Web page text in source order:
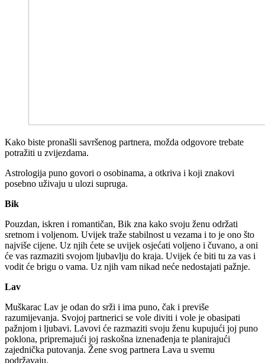
Kako biste pronašli savršenog partnera, možda odgovore trebate
potražiti u zvijezdama.
Astrologija puno govori o osobinama, a otkriva i koji znakovi
posebno uživaju u ulozi supruga.
Bik
Pouzdan, iskren i romantičan, Bik zna kako svoju ženu održati
sretnom i voljenom. Uvijek traže stabilnost u vezama i to je ono što
najviše cijene. Uz njih ćete se uvijek osjećati voljeno i čuvano, a oni
će vas razmaziti svojom ljubavlju do kraja. Uvijek će biti tu za vas i
vodit će brigu o vama. Uz njih vam nikad neće nedostajati pažnje.
Lav
Muškarac Lav je odan do srži i ima puno, čak i previše
razumijevanja. Svojoj partnerici se vole diviti i vole je obasipati
pažnjom i ljubavi. Lavovi će razmaziti svoju ženu kupujući joj puno
poklona, pripremajući joj raskošna iznenađenja te planirajući
zajednička putovanja. Žene svog partnera Lava u svemu
podržavaju.